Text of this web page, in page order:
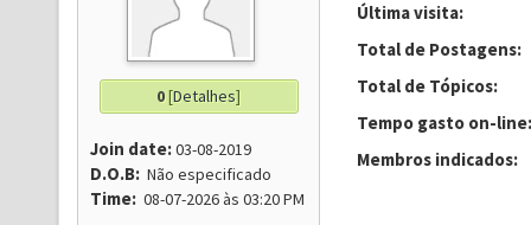
0[Detalhes]
Join date:03-08-2019
D.O.B: Não especificado
Time: 08-07-2026 às 03:20 PM
Última visita:
Total de Postagens:
Total de Tópicos:
Tempo gasto on-line:
Membros indicados: